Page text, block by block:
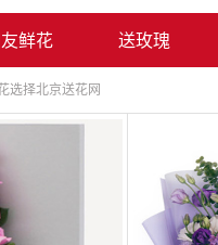
鲜花 送玫瑰
选择北京送花网